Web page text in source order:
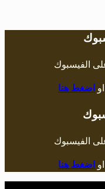
اضغط هنا
اضغط هنا